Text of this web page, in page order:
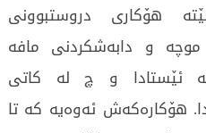
هۆکاری دروستبوونی
و دابەشکردنی مافە
لە ئێستادا و چ لە کاتی
هۆکارەکەش ئەوەیە کە تا